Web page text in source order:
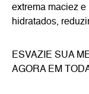
extrema maciez
hidratados,
ESVAZIE SUA
AGORA EM